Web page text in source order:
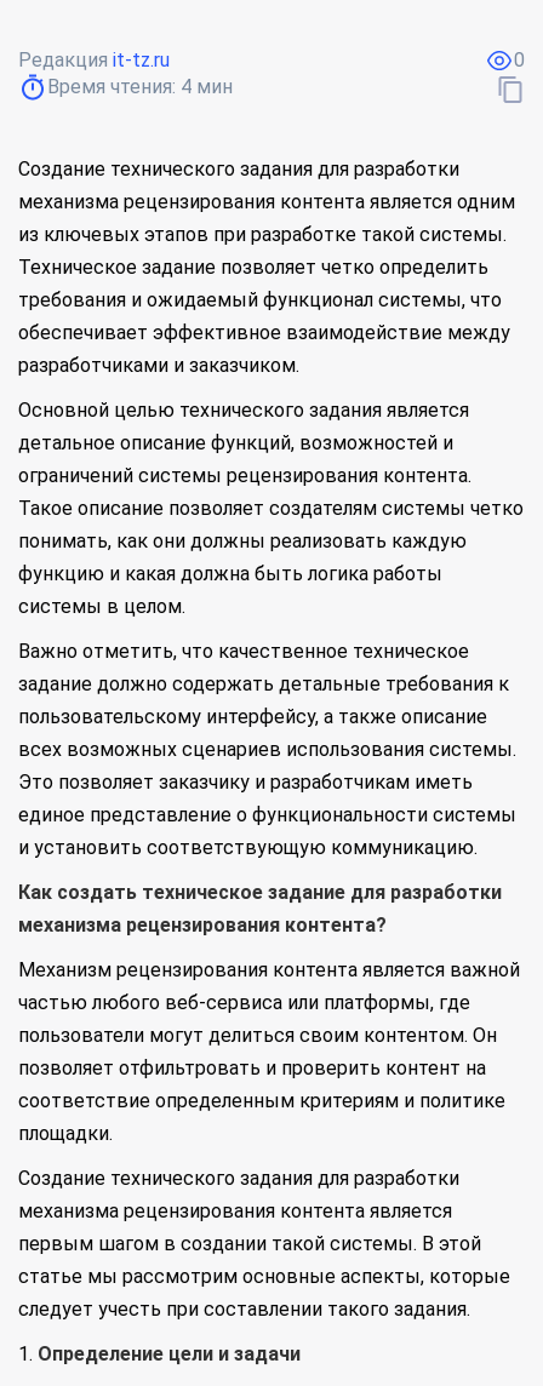
Редакция it-tz.ru
Время чтения: 4 мин
0
Создание технического задания для разработки
механизма рецензирования контента является одним
из ключевых этапов при разработке такой системы.
Техническое задание позволяет четко определить
требования и ожидаемый функционал системы, что
обеспечивает эффективное взаимодействие между
разработчиками и заказчиком.
Основной целью технического задания является
детальное описание функций, возможностей и
ограничений системы рецензирования контента.
Такое описание позволяет создателям системы четко
понимать, как они должны реализовать каждую
функцию и какая должна быть логика работы
системы в целом.
Важно отметить, что качественное техническое
задание должно содержать детальные требования к
пользовательскому интерфейсу, а также описание
всех возможных сценариев использования системы.
Это позволяет заказчику и разработчикам иметь
единое представление о функциональности системы
и установить соответствующую коммуникацию.
Как создать техническое задание для разработки
механизма рецензирования контента?
Механизм рецензирования контента является важной
частью любого веб-сервиса или платформы, где
пользователи могут делиться своим контентом. Он
позволяет отфильтровать и проверить контент на
соответствие определенным критериям и политике
площадки.
Создание технического задания для разработки
механизма рецензирования контента является
первым шагом в создании такой системы. В этой
статье мы рассмотрим основные аспекты, которые
следует учесть при составлении такого задания.
1. Определение цели и задачи